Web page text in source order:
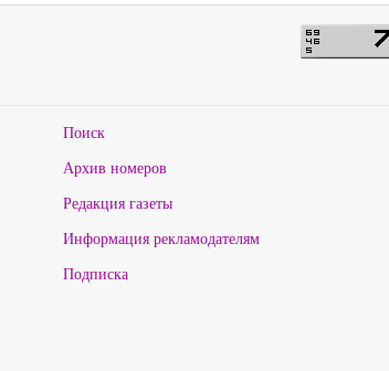
Поиск
Архив номеров
Редакция газеты
Информация рекламодателям
Подписка